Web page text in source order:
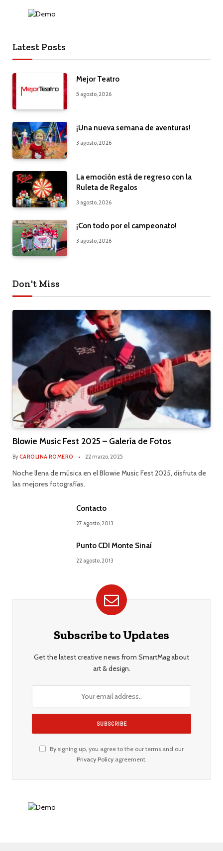
Latest Posts
Mejor Teatro
5 agosto, 2026
¡Una nueva semana de aventuras!
3 agosto, 2026
La emoción está de regreso con la
Ruleta de Regalos
3 agosto, 2026
¡Con todo por el campeonato!
3 agosto, 2026
Don't Miss
Blowie Music Fest 2025 – Galería de Fotos
ByCAROLINA ROMERO 22 marzo, 2025
Noche llena de música en el Blowie Music Fest 2025, disfruta de
las mejores fotografías.
Contacto
27 agosto, 2013
Punto CDI Monte Sinaí
22 agosto, 2013
Subscribe to Updates
Get the latest creative news from SmartMag about
art & design.
By signing up, you agree to the our terms and our
Privacy Policyagreement.